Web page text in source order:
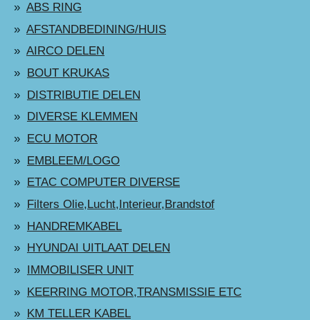
ABS RING
AFSTANDBEDINING/HUIS
AIRCO DELEN
BOUT KRUKAS
DISTRIBUTIE DELEN
DIVERSE KLEMMEN
ECU MOTOR
EMBLEEM/LOGO
ETAC COMPUTER DIVERSE
Filters Olie,Lucht,Interieur,Brandstof
HANDREMKABEL
HYUNDAI UITLAAT DELEN
IMMOBILISER UNIT
KEERRING MOTOR,TRANSMISSIE ETC
KM TELLER KABEL